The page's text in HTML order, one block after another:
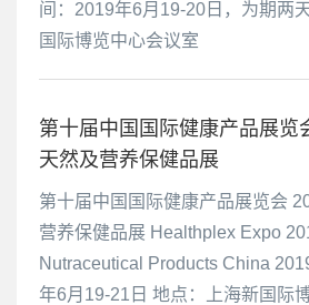
间：2019年6月19-20日，为期两
国际博览中心会议室
第十届中国国际健康产品展览
天然及营养保健品展
第十届中国国际健康产品展览会
营养保健品展 Healthplex Expo
Nutraceutical Products China
年6月19-21日 地点：上海新国际